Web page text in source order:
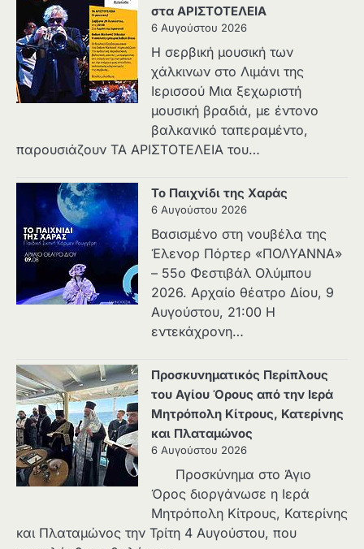
στα ΑΡΙΣΤΟΤΕΛΕΙΑ
6 Αυγούστου 2026
Η σερβική μουσική των
χάλκινων στο Λιμάνι της
Ιερισσού Μια ξεχωριστή
μουσική βραδιά, με έντονο
βαλκανικό ταπεραμέντο,
παρουσιάζουν ΤΑ ΑΡΙΣΤΟΤΕΛΕΙΑ του…
Το Παιχνίδι της Χαράς
6 Αυγούστου 2026
Βασισμένο στη νουβέλα της
Έλενορ Πόρτερ «ΠΟΛΥΑΝΝΑ»
– 55ο Φεστιβάλ Ολύμπου
2026. Αρχαίο θέατρο Δίου, 9
Αυγούστου, 21:00 Η
εντεκάχρονη…
Προσκυνηματικός Περίπλους
του Αγίου Όρους από την Ιερά
Μητρόπολη Κίτρους, Κατερίνης
και Πλαταμώνος
6 Αυγούστου 2026
Προσκύνημα στο Άγιο
Όρος διοργάνωσε η Ιερά
Μητρόπολη Κίτρους, Κατερίνης
και Πλαταμώνος την Τρίτη 4 Αυγούστου, που